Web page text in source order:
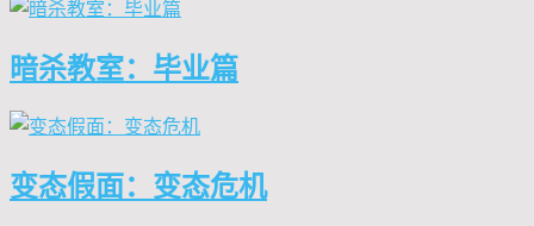
暗杀教室：毕业篇
变态假面：变态危机